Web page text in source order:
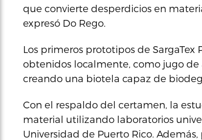
que convierte desperdicios en
expresó Do Rego.
Los primeros prototipos de
obtenidos localmente, como jugo de
creando una biotela capaz de
Con el respaldo del certamen, la
material utilizando laboratorios
Universidad de Puerto Rico.